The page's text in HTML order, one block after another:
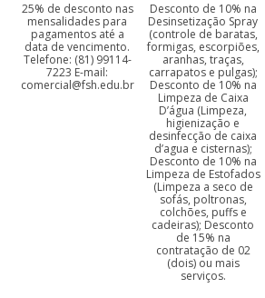
25% de desconto nas
mensalidades para
pagamentos até a
data de vencimento.
Telefone: (81) 99114-
7223 E-mail:
comercial@fsh.edu.br
Desconto de 10% na
Desinsetização Spray
(controle de baratas,
formigas, escorpiões,
aranhas, traças,
carrapatos e pulgas);
Desconto de 10% na
Limpeza de Caixa
D’água (Limpeza,
higienização e
desinfecção de caixa
d’agua e cisternas);
Desconto de 10% na
Limpeza de Estofados
(Limpeza a seco de
sofás, poltronas,
colchões, puffs e
cadeiras); Desconto
de 15% na
contratação de 02
(dois) ou mais
serviços.